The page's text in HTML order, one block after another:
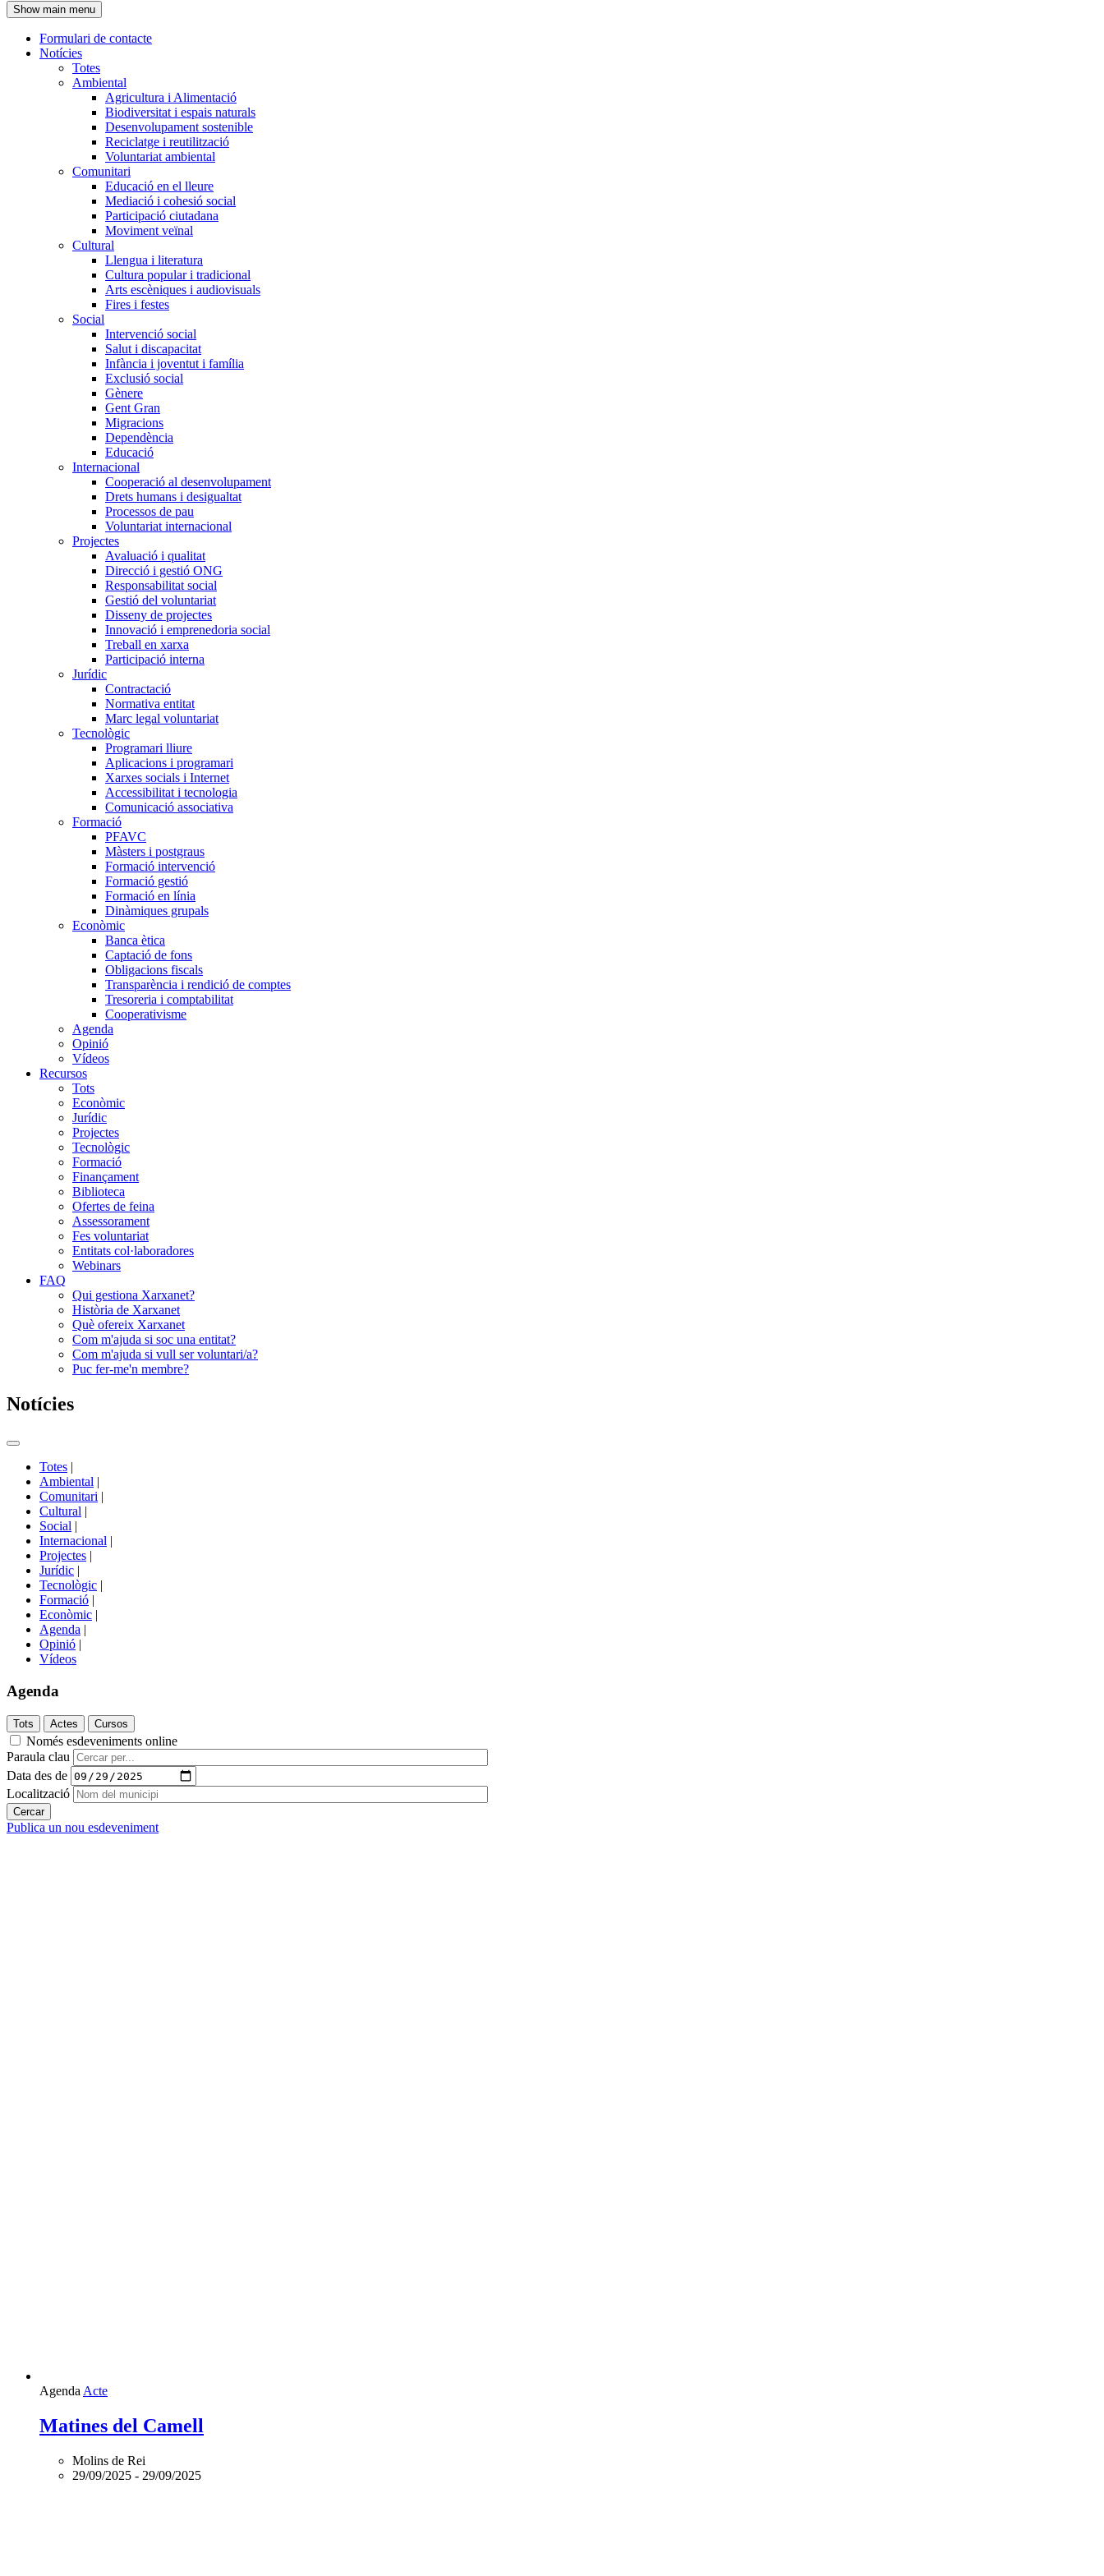
l'encapçalament
Show main menu
Navegació
principal
Formulari de contacte
Notícies
Totes
Ambiental
Agricultura i Alimentació
Biodiversitat i espais naturals
Desenvolupament sostenible
Reciclatge i reutilització
Voluntariat ambiental
Comunitari
Educació en el lleure
Mediació i cohesió social
Participació ciutadana
Moviment veïnal
Cultural
Llengua i literatura
Cultura popular i tradicional
Arts escèniques i audiovisuals
Fires i festes
Social
Intervenció social
Salut i discapacitat
Infància i joventut i família
Exclusió social
Gènere
Gent Gran
Migracions
Dependència
Educació
Internacional
Cooperació al desenvolupament
Drets humans i desigualtat
Processos de pau
Voluntariat internacional
Projectes
Avaluació i qualitat
Direcció i gestió ONG
Responsabilitat social
Gestió del voluntariat
Disseny de projectes
Innovació i emprenedoria social
Treball en xarxa
Participació interna
Jurídic
Contractació
Normativa entitat
Marc legal voluntariat
Tecnològic
Programari lliure
Aplicacions i programari
Xarxes socials i Internet
Accessibilitat i tecnologia
Comunicació associativa
Formació
PFAVC
Màsters i postgraus
Formació intervenció
Formació gestió
Formació en línia
Dinàmiques grupals
Econòmic
Banca ètica
Captació de fons
Obligacions fiscals
Transparència i rendició de comptes
Tresoreria i comptabilitat
Cooperativisme
Agenda
Opinió
Vídeos
Recursos
Tots
Econòmic
Jurídic
Projectes
Tecnològic
Formació
Finançament
Biblioteca
Ofertes de feina
Assessorament
Fes voluntariat
Entitats col·laboradores
Webinars
FAQ
Qui gestiona Xarxanet?
Història de Xarxanet
Què ofereix Xarxanet
Com m'ajuda si soc una entitat?
Com m'ajuda si vull ser voluntari/a?
Puc fer-me'n membre?
Notícies
Commutador
portals
Totes |
Ambiental |
Comunitari |
Cultural |
Social |
Internacional |
Projectes |
Jurídic |
Tecnològic |
Formació |
Econòmic |
Agenda |
Opinió |
Vídeos
Agenda
Només esdeveniments online
Paraula clau
Data des de
Localització
Publica un nou esdeveniment
Agenda Acte
Matines del Camell
Molins de Rei
29/09/2025 - 29/09/2025